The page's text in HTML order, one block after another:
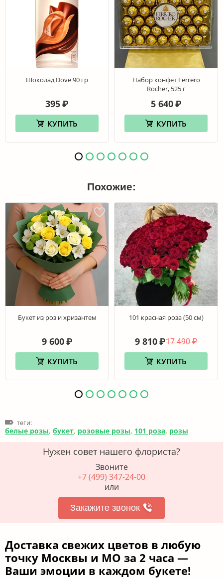
Шоколад Dove 90 гр
395₽
КУПИТЬ
Набор конфет Ferrero
Rocher, 525 г
5 640 ₽
КУПИТЬ
Похожие:
Букет из роз и хризантем
9 600 ₽
КУПИТЬ
101 красная роза (50 см)
17 490 ₽
9 810 ₽
КУПИТЬ
теги:
белые розы, букет, розовые розы, 101 роза, розы
Нужен совет нашего флориста?
Звоните
+7 (499) 347-24-00
или
Закажите звонок
Доставка свежих цветов в любую
точку Москвы и МО за 2 часа —
Ваши эмоции в каждом букете!